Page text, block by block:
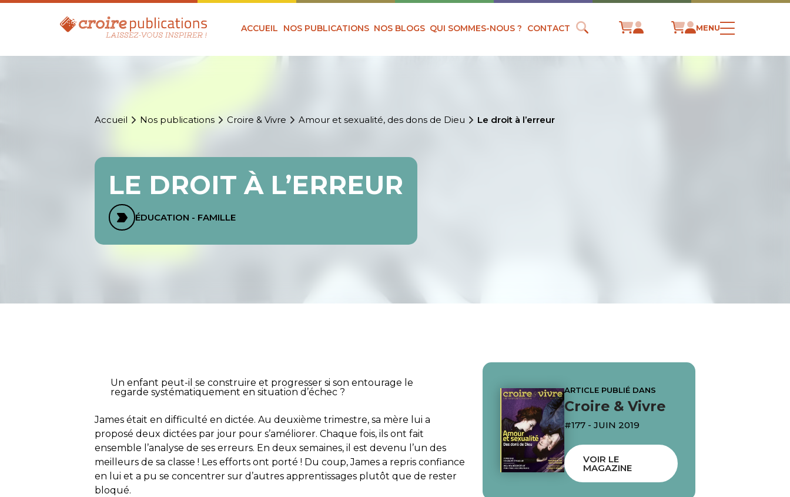
ACCUEIL NOS PUBLICATIONS NOS BLOGS QUI SOMMES-NOUS ? CONTACT MENU
Accueil Nos publications Croire & Vivre Amour et sexualité, des dons de Dieu Le droit à l’erreur
LE DROIT À L’ERREUR
ÉDUCATION - FAMILLE
Un enfant peut-il se construire et progresser si son entourage le
regarde systématiquement en situation d’échec ?
James était en difficulté en dictée. Au deuxième trimestre, sa mère lui a
proposé deux dictées par jour pour s’améliorer. Chaque fois, ils ont fait
ensemble l’analyse de ses erreurs. En deux semaines, il est devenu l’un des
meilleurs de sa classe ! Les efforts ont porté ! Du coup, James a repris confiance
en lui et a pu se concentrer sur d’autres apprentissages plutôt que de rester
bloqué.
ARTICLE PUBLIÉ DANS
Croire & Vivre
#177 - JUIN 2019
VOIR LE
MAGAZINE